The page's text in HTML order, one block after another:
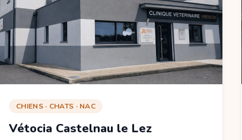
CHIENS · CHATS · NAC
Vétocia Castelnau le Lez